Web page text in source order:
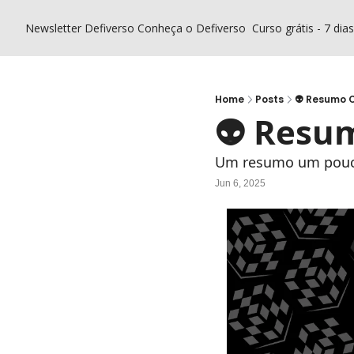
Newsletter Defiverso Conheça o Defiverso Curso grátis - 7
Home Posts 👽 Resumo
👽
Um resumo um
Jun 6, 2025